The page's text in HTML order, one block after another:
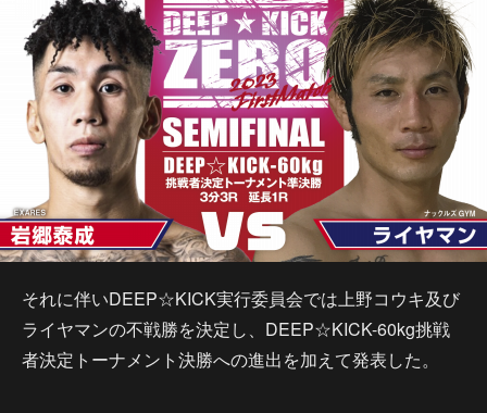
それに伴いDEEP☆KICK実行委員会では上野コウキ及び
ライヤマンの不戦勝を決定し、DEEP☆KICK-60kg挑戦
者決定トーナメント決勝への進出を加えて発表した。